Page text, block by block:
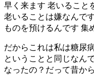
早く来ます 老いること
老いることは嫌なんで
ものを預けるんです 集
だからこれは私は糖尿
ということと同じなん
なったの？だって昔か